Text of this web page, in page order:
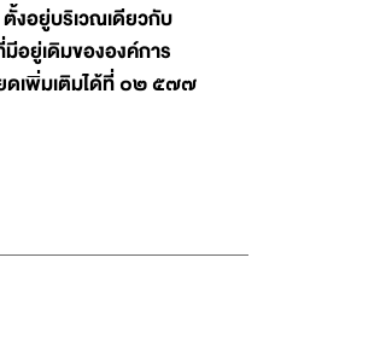
งอยู่บริเวณเดียวกับ
ยู่เดิมขององค์การ
ดเพิ่มเติมได้ที่ ๐๒ ๕๗๗